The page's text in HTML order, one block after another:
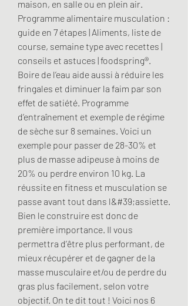
maison, en salle ou en plein air.
Programme alimentaire musculation :
guide en 7 étapes | Aliments, liste de
course, semaine type avec recettes |
conseils et astuces | foodspring®.
Boire de l’eau aide aussi à réduire les
fringales et diminuer la faim par son
effet de satiété. Programme
d’entraînement et exemple de régime
de sèche sur 8 semaines. Voici un
exemple pour passer de 28-30% et
plus de masse adipeuse à moins de
20% ou perdre environ 10 kg. La
réussite en fitness et musculation se
passe avant tout dans l&#39;assiette.
Bien le construire est donc de
première importance. Il vous
permettra d’être plus performant, de
mieux récupérer et de gagner de la
masse musculaire et/ou de perdre du
gras plus facilement, selon votre
objectif. On te dit tout ! Voici nos 6